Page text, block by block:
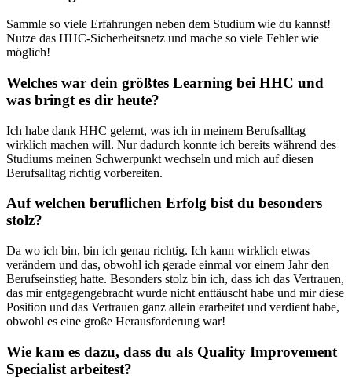
Sammle so viele Erfahrungen neben dem Studium wie du kannst!
Nutze das HHC-Sicherheitsnetz und mache so viele Fehler wie
möglich!
Welches war dein größtes Learning bei HHC und
was bringt es dir heute?
Ich habe dank HHC gelernt, was ich in meinem Berufsalltag
wirklich machen will. Nur dadurch konnte ich bereits während des
Studiums meinen Schwerpunkt wechseln und mich auf diesen
Berufsalltag richtig vorbereiten.
Auf welchen beruflichen Erfolg bist du besonders
stolz?
Da wo ich bin, bin ich genau richtig. Ich kann wirklich etwas
verändern und das, obwohl ich gerade einmal vor einem Jahr den
Berufseinstieg hatte. Besonders stolz bin ich, dass ich das Vertrauen,
das mir entgegengebracht wurde nicht enttäuscht habe und mir diese
Position und das Vertrauen ganz allein erarbeitet und verdient habe,
obwohl es eine große Herausforderung war!
Wie kam es dazu, dass du als Quality Improvement
Specialist arbeitest?